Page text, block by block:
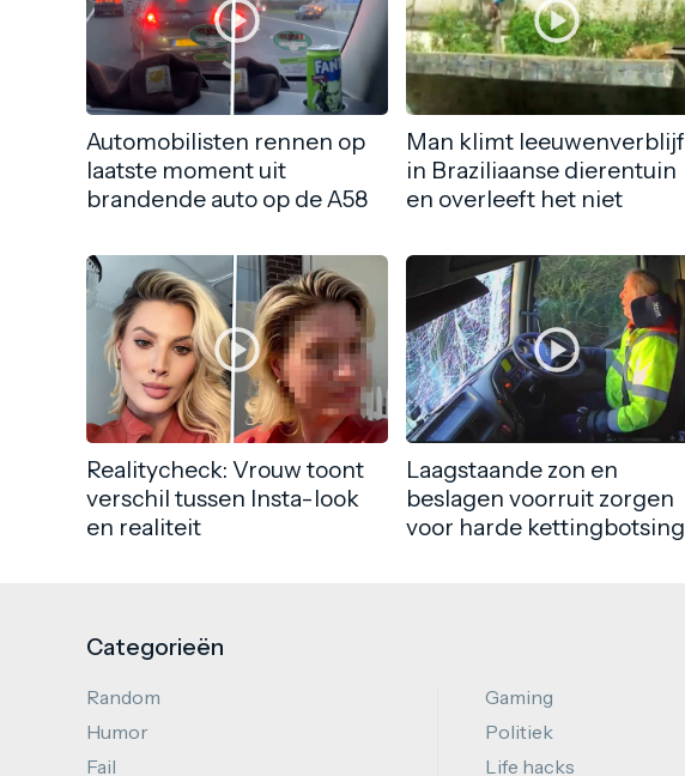
Automobilisten rennen op
laatste moment uit
brandende auto op de A58
Man klimt leeuwenverblijf
in Braziliaanse dierentuin
en overleeft het niet
Realitycheck: Vrouw toont
verschil tussen Insta-look
en realiteit
Laagstaande zon en
beslagen voorruit zorgen
voor harde kettingbotsing
Categorieën
Random
Humor
Fail
Gaming
Politiek
Life hacks